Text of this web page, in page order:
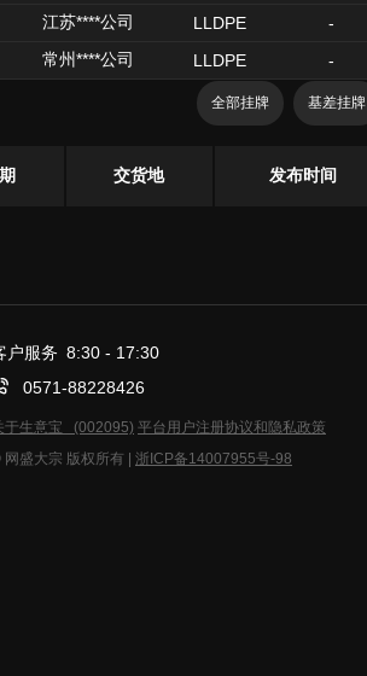
江苏****公司 LLDPE -
常州****公司 LLDPE -
基差挂牌
全部挂牌
交货地 发布时间
户服务 8:30 - 17:30
0571-88228426
于生意宝 (002095) 平台用户注册协议和隐私政策
盛大宗 版权所有 | 浙ICP备14007955号-98